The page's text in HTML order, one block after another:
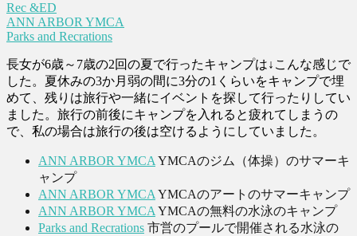
Rec &ED
ANN ARBOR YMCA
Parks and Recrations
長女が6歳～7歳の2回の夏で行ったキャンプは↓こんな感じで
した。夏休みの3か月弱の間に3分の1くらいをキャンプで埋
めて、残りは旅行や一緒にイベントを探して行ったりしてい
ました。旅行の前後にキャンプを入れると疲れてしまうの
で、私の場合は旅行の後は空けるようにしていました。
ANN ARBOR YMCA YMCAのジム（体操）のサマーキ
ャンプ
ANN ARBOR YMCA YMCAのアートのサマーキャンプ
ANN ARBOR YMCA YMCAの無料の水泳のキャンプ
Parks and Recrations 市営のプールで開催される水泳の